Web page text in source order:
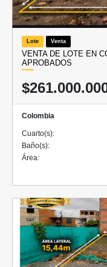
Lote Venta
VENTA DE LOTE EN
APROBADOS
Colombia
Cuarto(s):
Baño(s):
Área: